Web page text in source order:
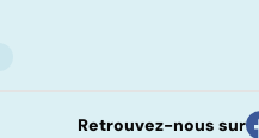
Retrouvez-nous sur